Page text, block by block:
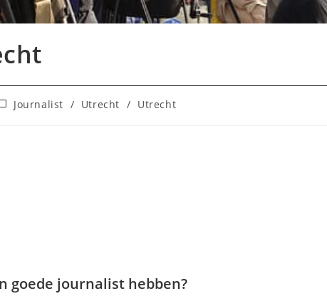
Journalist / Utrecht / Utrecht
goede journalist hebben?